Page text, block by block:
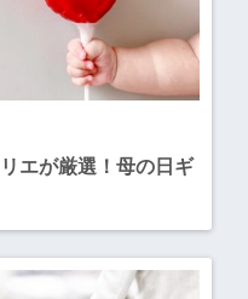
エが厳選！母の日ギ